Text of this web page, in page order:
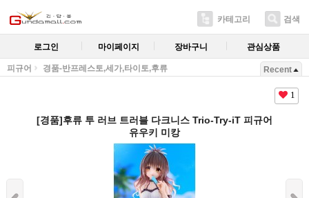
카테고리 검색
로그인 마이페이지 장바구니 관심상품
피규어 경품-반프레스토,세가,타이토,후류 Recent
1
[경품]후류 투 러브 트러블 다크니스 Trio-Try-iT 피규어
유우키 미캉